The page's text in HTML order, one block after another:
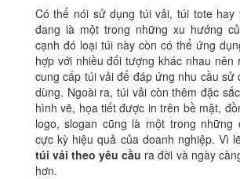
Có thể nói sử dụng túi vải, túi tote hay
đang là một trong những xu hướng
cạnh đó loại túi này còn có thể ứng
hợp với nhiều đối tượng khác nhau nên
cung cấp túi vải để đáp ứng nhu cầu sử
dùng. Ngoài ra, túi vải còn thêm đặc
hình vẽ, họa tiết được in trên bề mặt,
logo, slogan cũng là một trong những
cực kỳ hiệu quả của doanh nghiệp. Vì
túi vải theo yêu cầu ra đời và ngày
hơn.